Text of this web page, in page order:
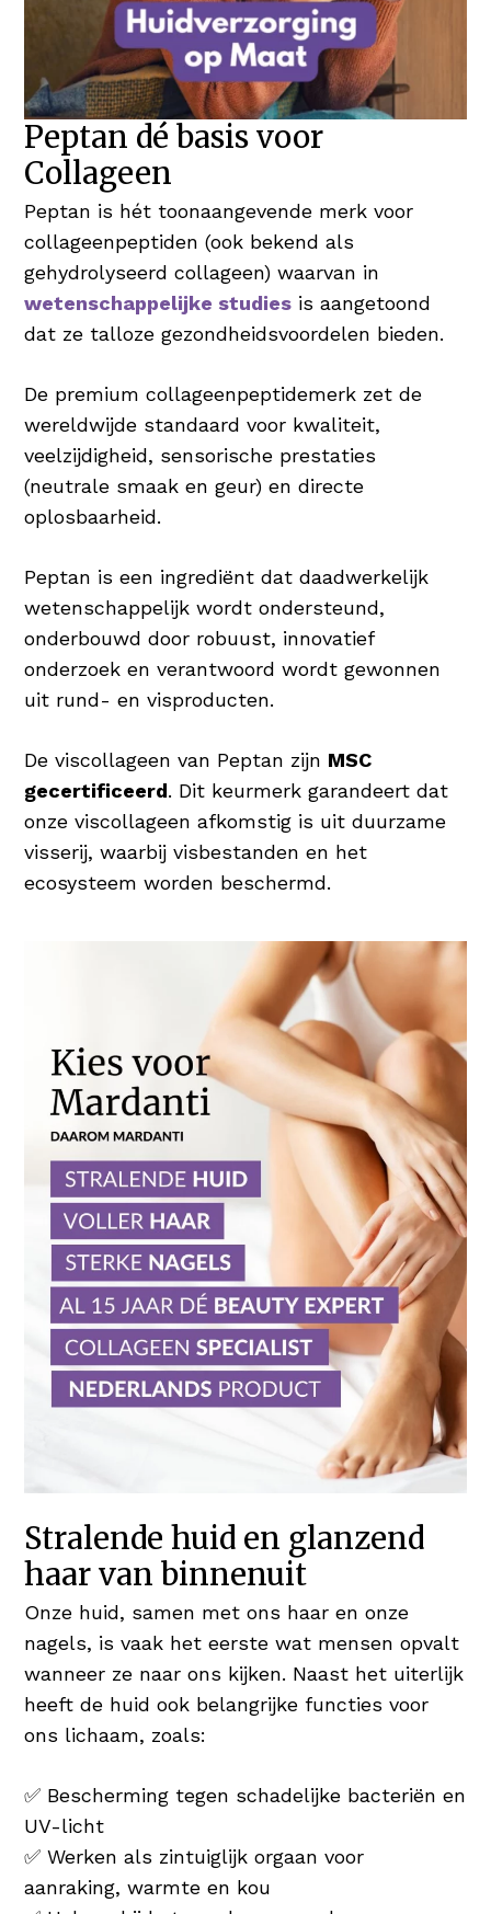
Peptan dé basis voor
Collageen
Peptan is hét toonaangevende merk voor
collageenpeptiden (ook bekend als
gehydrolyseerd collageen) waarvan in
wetenschappelijke studies is aangetoond
dat ze talloze gezondheidsvoordelen bieden.
De premium collageenpeptidemerk zet de
wereldwijde standaard voor kwaliteit,
veelzijdigheid, sensorische prestaties
(neutrale smaak en geur) en directe
oplosbaarheid.
Peptan is een ingrediënt dat daadwerkelijk
wetenschappelijk wordt ondersteund,
onderbouwd door robuust, innovatief
onderzoek en verantwoord wordt gewonnen
uit rund- en visproducten.
De viscollageen van Peptan zijn MSC
gecertificeerd. Dit keurmerk garandeert dat
onze viscollageen afkomstig is uit duurzame
visserij, waarbij visbestanden en het
ecosysteem worden beschermd.
Stralende huid en glanzend
haar van binnenuit
Onze huid, samen met ons haar en onze
nagels, is vaak het eerste wat mensen opvalt
wanneer ze naar ons kijken. Naast het uiterlijk
heeft de huid ook belangrijke functies voor
ons lichaam, zoals:
✅ Bescherming tegen schadelijke bacteriën en
UV-licht
✅ Werken als zintuiglijk orgaan voor
aanraking, warmte en kou